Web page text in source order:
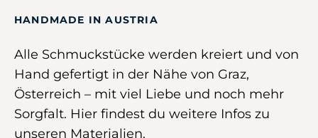
HANDMADE IN AUSTRIA
Alle Schmuckstücke werden kreiert und von
Hand gefertigt in der Nähe von Graz,
Österreich – mit viel Liebe und noch mehr
Sorgfalt. Hier findest du weitere Infos zu
unseren Materialien.